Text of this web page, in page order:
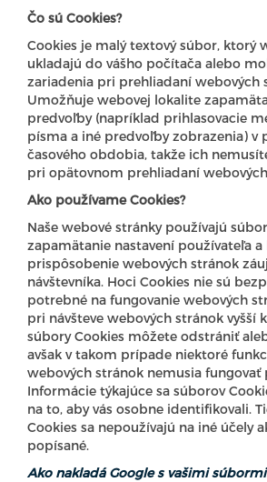
Čo sú Cookies?
Cookies je malý textový súbor, ktorý
ukladajú do vášho počítača alebo
zariadenia pri prehliadaní webových
Umožňuje webovej lokalite
predvoľby (napríklad prihlasovacie
písma a iné predvoľby zobrazenia) v
časového obdobia, takže ich
pri opätovnom prehliadaní
Ako používame Cookies?
Naše webové stránky používajú
zapamätanie nastavení používateľa a
prispôsobenie webových stránok
návštevníka. Hoci Cookies nie sú
potrebné na fungovanie webových
pri návšteve webových stránok vyšší
súbory Cookies môžete odstrániť
avšak v takom prípade niektoré
webových stránok nemusia fungovať
Informácie týkajúce sa súborov
na to, aby vás osobne identifikovali.
Cookies sa nepoužívajú na iné účely
popísané.
Ako nakladá Google s vašimi